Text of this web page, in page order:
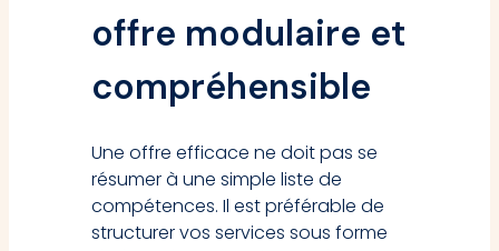
offre modulaire et
compréhensible
Une offre efficace ne doit pas se
résumer à une simple liste de
compétences. Il est préférable de
structurer vos services sous forme